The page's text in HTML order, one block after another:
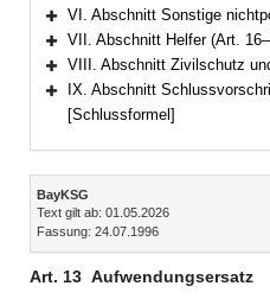
Bereich erweitern
VI. Abschnitt Sonstige
Bereich erweitern
VII. Abschnitt Helfer (Art.
Bereich erweitern
VIII. Abschnitt Zivilschutz und
Bereich erweitern
IX. Abschnitt
[Schlussformel]
Inhalt
BayKSG
Text gilt ab: 01.05.2026
Fassung: 24.07.1996
Art. 13 Aufwendungsersatz